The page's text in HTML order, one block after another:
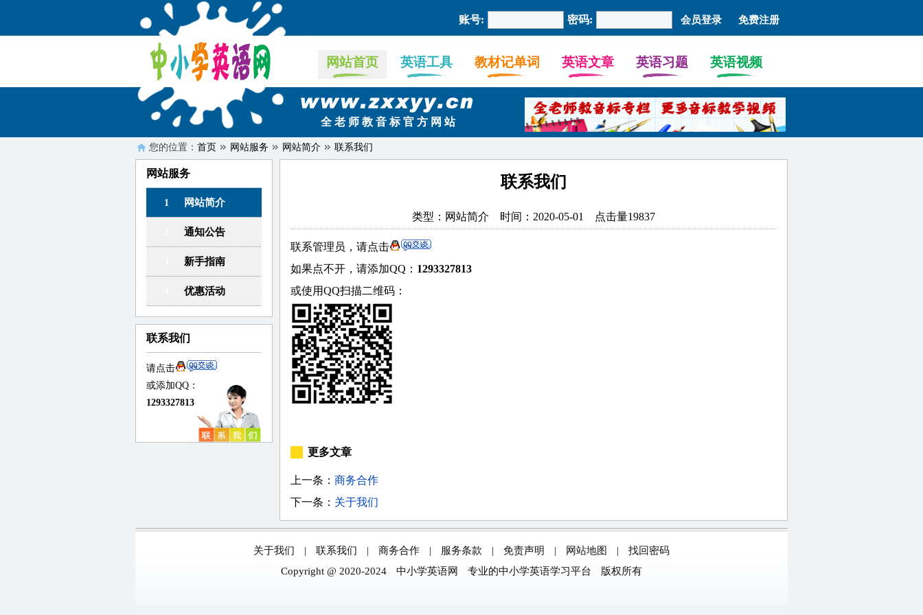
账号: 密码:
网站首页 英语工具 教材记单词 英语文章 英语习题 英语视频
全 老 师 教 音 标 官 方 网 站
您的位置： 首页 网站服务 网站简介 联系我们
网站服务
1 网站简介
2 通知公告
3 新手指南
4 优惠活动
联系我们
请点击
或添加QQ：
1293327813
联系我们
类型：网站简介 时间：2020-05-01 点击量19837
联系管理员，请点击
如果点不开，请添加QQ： 1293327813
或使用QQ扫描二维码：
更多文章
上一条： 商务合作
下一条： 关于我们
关于我们 | 联系我们 | 商务合作 | 服务条款 | 免责声明 | 网站地图 |
找回密码
Copyright @ 2020-2024
中小学英语网 专业的中小学英语学习平台 版权所有